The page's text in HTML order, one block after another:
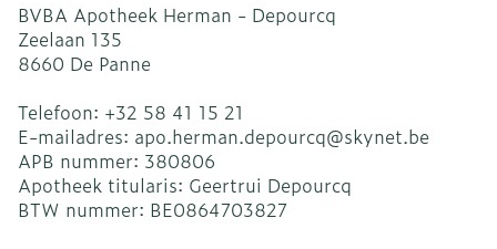
BVBA Apotheek Herman - Depourcq
Zeelaan 135
8660 De Panne
Telefoon: +32 58 41 15 21
E-mailadres: apo.herman.depourcq@skynet.be
APB nummer: 380806
Apotheek titularis: Geertrui Depourcq
BTW nummer: BE0864703827